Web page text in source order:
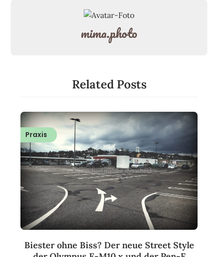
mima.photo
Related Posts
Praxis
Biester ohne Biss? Der neue Street Style